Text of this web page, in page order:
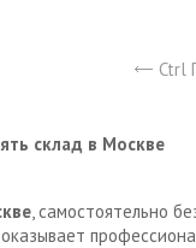
Ctrl
склад в Москве
, самостоятельно